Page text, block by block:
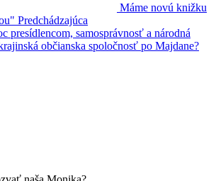
Máme novú knižku
Predchádzajúca
presídlencom, samosprávnosť a národná
občianska spoločnosť po Majdane?